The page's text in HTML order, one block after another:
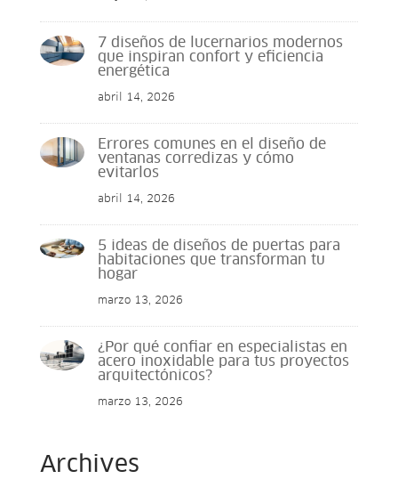
7 diseños de lucernarios modernos
que inspiran confort y eficiencia
energética
abril 14, 2026
Errores comunes en el diseño de
ventanas corredizas y cómo
evitarlos
abril 14, 2026
5 ideas de diseños de puertas para
habitaciones que transforman tu
hogar
marzo 13, 2026
¿Por qué confiar en especialistas en
acero inoxidable para tus proyectos
arquitectónicos?
marzo 13, 2026
Archives